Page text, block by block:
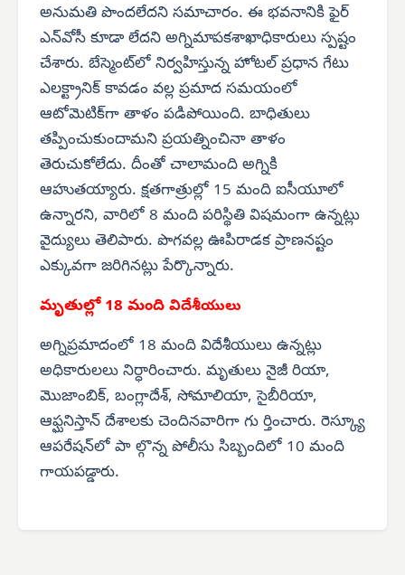
అనుమతి పొందలేదని సమాచారం. ఈ భవనానికి ఫైర్
ఎన్‌వోసీ కూడా లేదని అగ్నిమాపకశాఖాధికారులు స్పష్టం
చేశారు. బేస్మెంట్‌లో నిర్వహిస్తున్న హోటల్ ప్రధాన గేటు
ఎలక్ట్రానిక్ కావడం వల్ల ప్రమాద సమయంలో
ఆటోమెటిక్‌గా తాళం పడిపోయింది. బాధితులు
తప్పించుకుందామని ప్రయత్నించినా తాళం
తెరుచుకోలేదు. దీంతో చాలామంది అగ్నికి
ఆహుతయ్యారు. క్షతగాత్రుల్లో 15 మంది ఐసీయూలో
ఉన్నారని, వారిలో 8 మంది పరిస్థితి విషమంగా ఉన్నట్లు
వైద్యులు తెలిపారు. పొగవల్ల ఊపిరాడక ప్రాణనష్టం
ఎక్కువగా జరిగినట్లు పేర్కొన్నారు.
మృతుల్లో 18 మంది విదేశీయులు
అగ్నిప్రమాదంలో 18 మంది విదేశీయులు ఉన్నట్లు
అధికారులలు నిర్ధారించారు. మృతులు నైజీ రియా,
మొజాంబిక్, బంగ్లాదేశ్, సోమాలియా, సైబీరియా,
ఆఫ్ఘనిస్తాన్ దేశాలకు చెందినవారిగా గు ర్తించారు. రెస్క్యూ
ఆపరేషన్‌లో పా ల్గొన్న పోలీసు సిబ్బందిలో 10 మంది
గాయపడ్డారు.